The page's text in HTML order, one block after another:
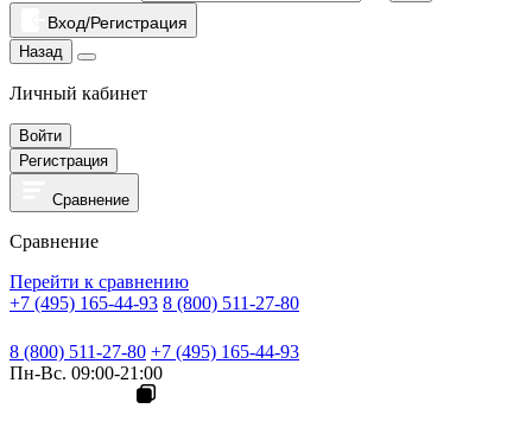
Вход/Регистрация
Назад
Личный кабинет
Войти
Регистрация
Сравнение
Сравнение
Перейти к сравнению
+7 (495) 165-44-93 8 (800) 511-27-80
8 (800) 511-27-80 +7 (495) 165-44-93
Пн-Вс. 09:00-21:00